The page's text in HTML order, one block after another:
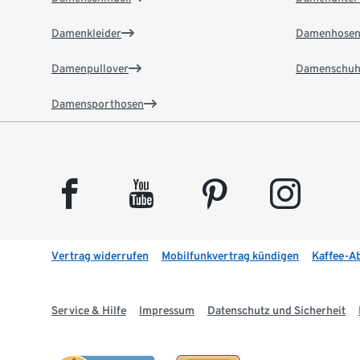
Damenkleider
Damenpullover
Damensporthosen
Damenhosen
facebook youtube pinterest instagram
Vertrag widerrufen Mobilfunkvertrag kündigen Kaffee-
Service & Hilfe Impressum Datenschutz und Sicherheit